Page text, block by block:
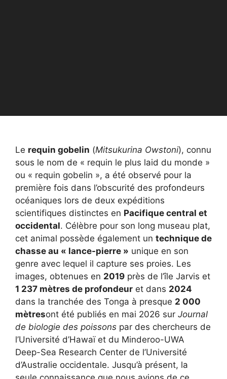
Le requin gobelin (Mitsukurina Owstoni), connu
sous le nom de « requin le plus laid du monde »
ou « requin gobelin », a été observé pour la
première fois dans l’obscurité des profondeurs
océaniques lors de deux expéditions
scientifiques distinctes en Pacifique central et
occidental. Célèbre pour son long museau plat,
cet animal possède également un technique de
chasse au « lance-pierre » unique en son
genre avec lequel il capture ses proies. Les
images, obtenues en 2019 près de l’île Jarvis et
1 237 mètres de profondeur et dans 2024
dans la tranchée des Tonga à presque 2 000
mètresont été publiés en mai 2026 sur Journal
de biologie des poissons par des chercheurs de
l’Université d’Hawaï et du Minderoo-UWA
Deep-Sea Research Center de l’Université
d’Australie occidentale. Jusqu’à présent, la